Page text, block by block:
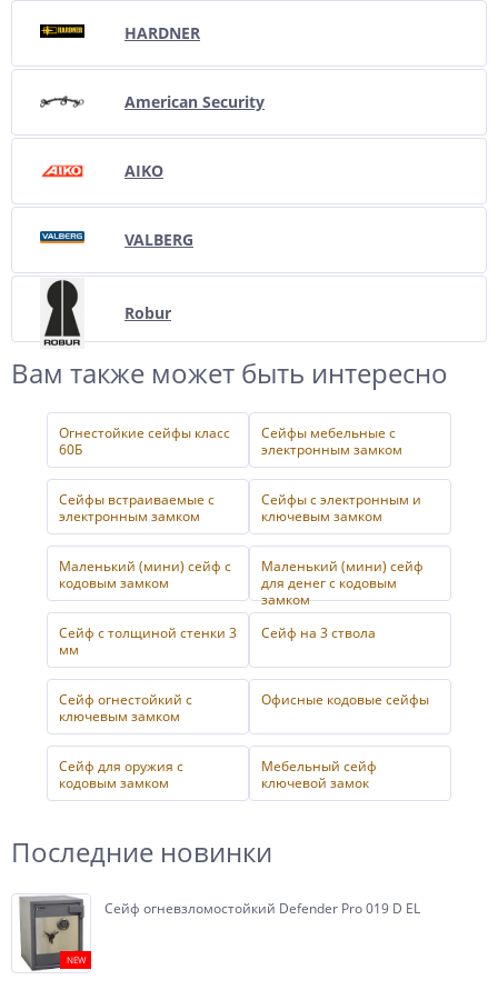
HARDNER
American Security
AIKO
VALBERG
Robur
Вам также может быть интересно
Огнестойкие сейфы класс
60Б
Сейфы мебельные с
электронным замком
Сейфы встраиваемые с
электронным замком
Сейфы с электронным и
ключевым замком
Маленький (мини) сейф с
кодовым замком
Маленький (мини) сейф
для денег с кодовым
замком
Сейф с толщиной стенки 3
мм
Сейф на 3 ствола
Сейф огнестойкий с
ключевым замком
Офисные кодовые сейфы
Сейф для оружия с
кодовым замком
Мебельный сейф
ключевой замок
Последние новинки
NEW
Сейф огневзломостойкий Defender Pro 019 D EL